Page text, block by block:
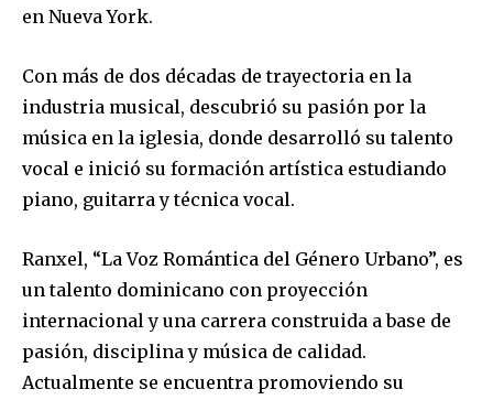
en Nueva York.
Con más de dos décadas de trayectoria en la
industria musical, descubrió su pasión por la
música en la iglesia, donde desarrolló su talento
vocal e inició su formación artística estudiando
piano, guitarra y técnica vocal.
Ranxel, “La Voz Romántica del Género Urbano”, es
un talento dominicano con proyección
internacional y una carrera construida a base de
pasión, disciplina y música de calidad.
Actualmente se encuentra promoviendo su